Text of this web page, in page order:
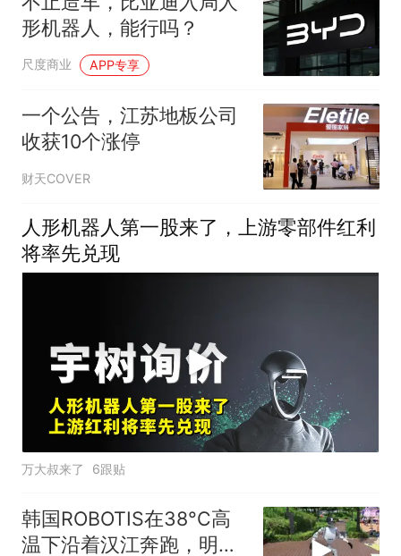
形机器人，能行吗？
尺度商业 APP专享
一个公告，江苏地板公司
收获10个涨停
财天COVER
人形机器人第一股来了，上游零部件红利
将率先兑现
万大叔来了 6跟贴
韩国ROBOTIS在38°C高
温下沿着汉江奔跑，明年